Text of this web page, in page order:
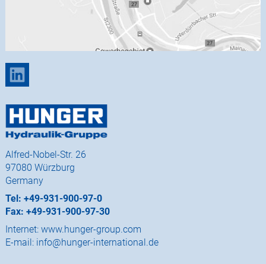
Alfred-Nobel-Str. 26
97080 Würzburg
Germany
Tel: +49-931-900-97-0
Fax: +49-931-900-97-30
Internet: www.hunger-group.com
E-mail: info@hunger-international.de